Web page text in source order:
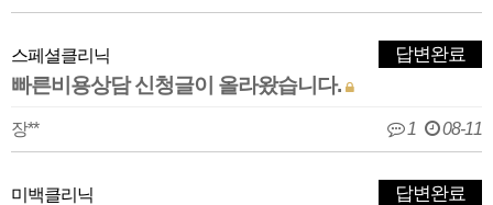
스페셜클리닉
빠른비용상담 신청글이 올라왔습니다.
답변완료
장** 1 08-11
미백클리닉 답변완료